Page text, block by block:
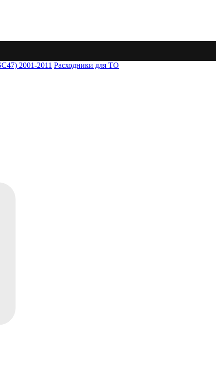
2001-2011 Расходники для ТО